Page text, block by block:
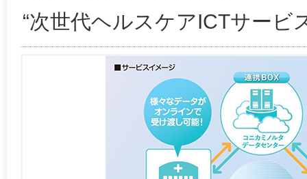
“次世代ヘルスケアICTサービ